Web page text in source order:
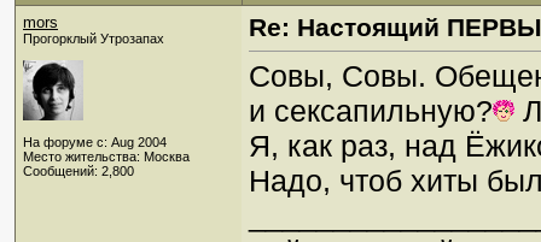
mors
Прогорклый Утрозапах
На форуме с: Aug 2004
Место жительства: Москва
Сообщений: 2,800
Re: Настоящий
Совы, Совы.
и сексапильную?
Я, как раз, над
Надо, чтоб хиты